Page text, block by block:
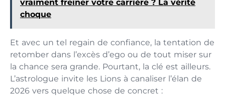
vraiment freiner votre carrière ? La vérité
choque
Et avec un tel regain de confiance, la tentation de
retomber dans l’excès d’ego ou de tout miser sur
la chance sera grande. Pourtant, la clé est ailleurs.
L’astrologue invite les Lions à canaliser l’élan de
2026 vers quelque chose de concret :